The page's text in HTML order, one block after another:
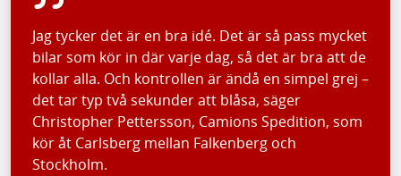
Jag tycker det är en bra idé. Det är så pass mycket
bilar som kör in där varje dag, så det är bra att de
kollar alla. Och kontrollen är ändå en simpel grej –
det tar typ två sekunder att blåsa, säger
Christopher Pettersson, Camions Spedition, som
kör åt Carlsberg mellan Falkenberg och
Stockholm.